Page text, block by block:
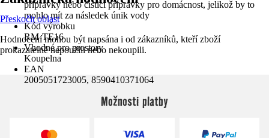
přípravky nebo čisticí přípravky pro domácnost, jelikož by to
mohlo mít za následek únik vody
Kód výrobku
RM-TE16
Vhodné pro prostory
Koupelna
EAN
2005051723005, 8590410371064
Přeskočit oblast
Hodnocení mohou být napsána i od zákazníků, kteří zboží
prokazatelně nepoužili nebo nekoupili.
Možnosti platby